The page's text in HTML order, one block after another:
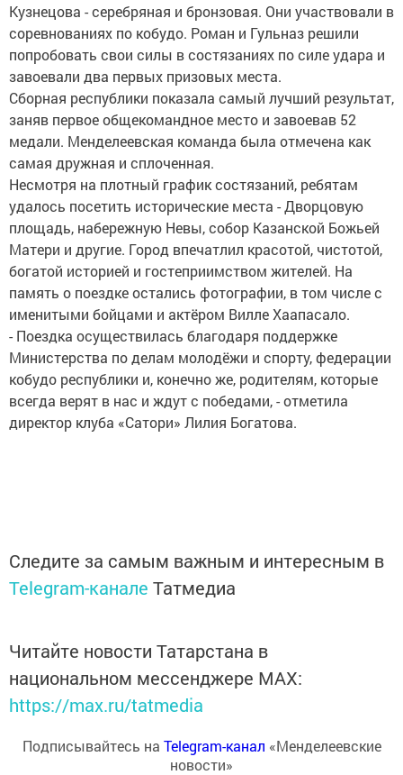
Кузнецова - серебряная и бронзовая. Они участвовали в
соревнованиях по кобудо. Роман и Гульназ решили
попробовать свои силы в состязаниях по силе удара и
завоевали два первых призовых места.
Сборная республики показала самый лучший результат,
заняв первое общекомандное место и завоевав 52
медали. Менделеевская команда была отмечена как
самая дружная и сплоченная.
Несмотря на плотный график состязаний, ребятам
удалось посетить исторические места - Дворцовую
площадь, набережную Невы, собор Казанской Божьей
Матери и другие. Город впечатлил красотой, чистотой,
богатой историей и гостеприимством жителей. На
память о поездке остались фотографии, в том числе с
именитыми бойцами и актёром Вилле Хаапасало.
- Поездка осуществилась благодаря поддержке
Министерства по делам молодёжи и спорту, федерации
кобудо республики и, конечно же, родителям, которые
всегда верят в нас и ждут с победами, - отметила
директор клуба «Сатори» Лилия Богатова.
Следите за самым важным и интересным в
Telegram-канале Татмедиа
Читайте новости Татарстана в
национальном мессенджере MАХ:
https://max.ru/tatmedia
Подписывайтесь на Telegram-канал «Менделеевские
новости»